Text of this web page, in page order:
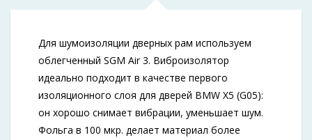
Для шумоизоляции дверных рам используем
облегченный SGM Air 3. Виброизолятор
идеально подходит в качестве первого
изоляционного слоя для дверей BMW X5 (G05):
он хорошо снимает вибрации, уменьшает шум.
Фольга в 100 мкр. делает материал более